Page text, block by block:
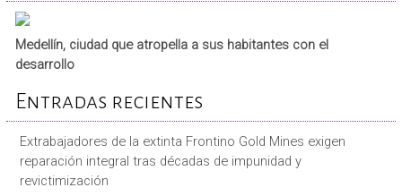
Medellín, ciudad que atropella a sus habitantes con el
desarrollo
Entradas recientes
Extrabajadores de la extinta Frontino Gold Mines exigen
reparación integral tras décadas de impunidad y
revictimización